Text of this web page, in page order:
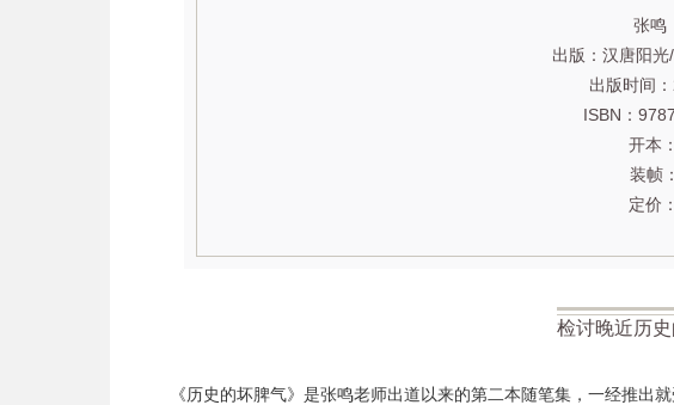
张鸣
出版：汉唐阳
出版时间
ISBN：
开本
装帧
定价
检讨晚近历
《历史的坏脾气》是张鸣老师出道以来的第二本随笔集，一经推出